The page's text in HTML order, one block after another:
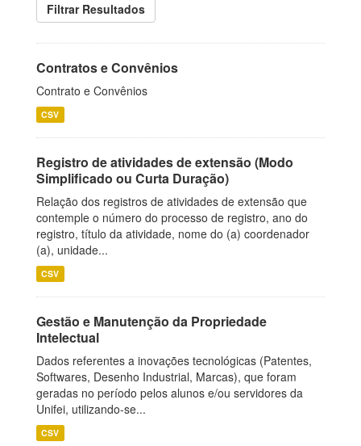
Filtrar Resultados
Contratos e Convênios
Contrato e Convênios
CSV
Registro de atividades de extensão (Modo
Simplificado ou Curta Duração)
Relação dos registros de atividades de extensão que
contemple o número do processo de registro, ano do
registro, título da atividade, nome do (a) coordenador
(a), unidade...
CSV
Gestão e Manutenção da Propriedade
Intelectual
Dados referentes a inovações tecnológicas (Patentes,
Softwares, Desenho Industrial, Marcas), que foram
geradas no período pelos alunos e/ou servidores da
Unifei, utilizando-se...
CSV